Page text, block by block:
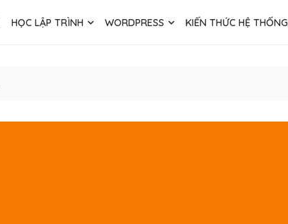
HỌC LẬP TRÌNH WORDPRESS KIẾN THỨC HỆ THỐNG